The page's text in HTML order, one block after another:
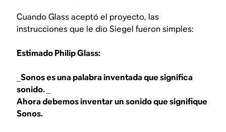
Cuando Glass aceptó el proyecto, las
instrucciones que le dio Siegel fueron simples:
Estimado Philip Glass:
_Sonos es una palabra inventada que significa
sonido. _
Ahora debemos inventar un sonido que signifique
Sonos.